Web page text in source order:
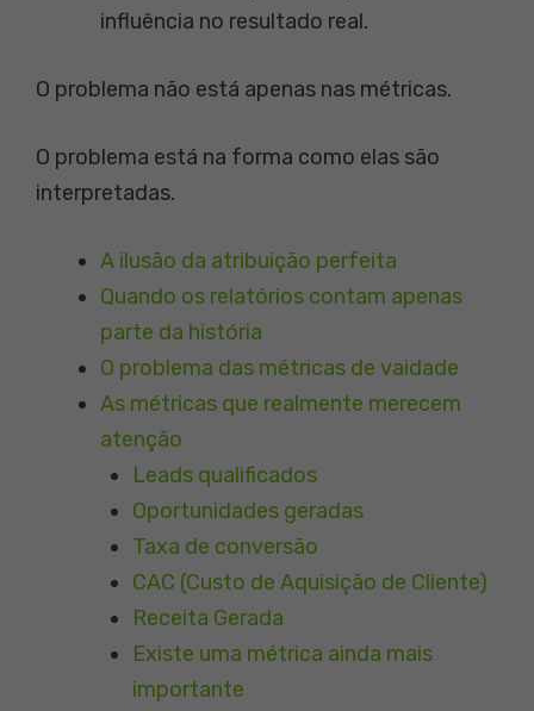
influência no resultado real.
O problema não está apenas nas métricas.
O problema está na forma como elas são
interpretadas.
A ilusão da atribuição perfeita
Quando os relatórios contam apenas
parte da história
O problema das métricas de vaidade
As métricas que realmente merecem
atenção
Leads qualificados
Oportunidades geradas
Taxa de conversão
CAC (Custo de Aquisição de Cliente)
Receita Gerada
Existe uma métrica ainda mais
importante